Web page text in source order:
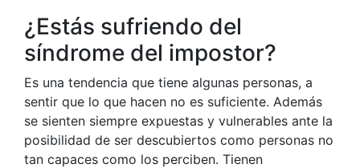
¿Estás sufriendo del
síndrome del impostor?
Es una tendencia que tiene algunas personas, a
sentir que lo que hacen no es suficiente. Además
se sienten siempre expuestas y vulnerables ante la
posibilidad de ser descubiertos como personas no
tan capaces como los perciben. Tienen